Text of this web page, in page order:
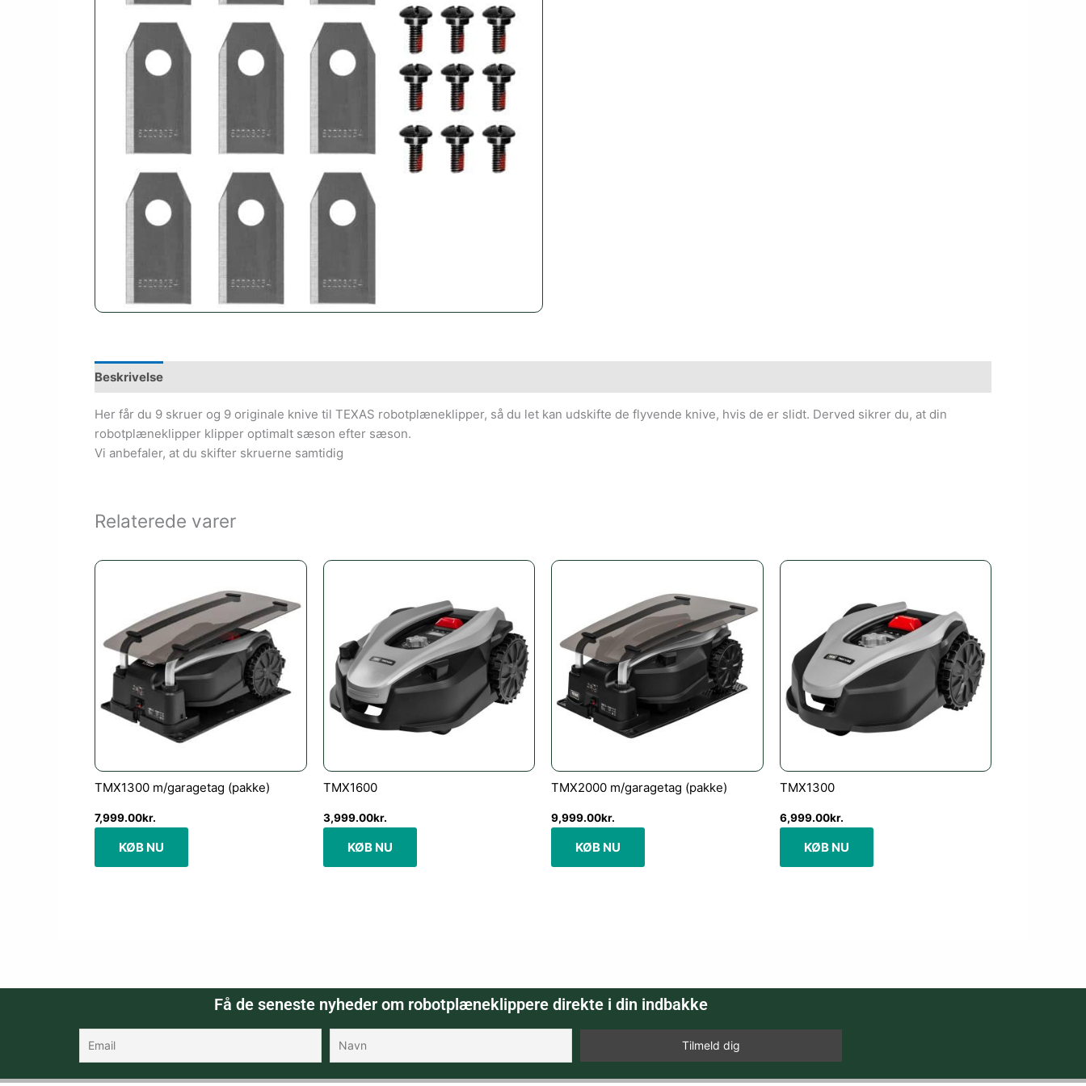
Beskrivelse
Her får du 9 skruer og 9 originale knive til TEXAS robotplæneklipper, så du let kan udskifte de flyvende knive, hvis de er slidt. Derved sikrer du, at din
robotplæneklipper klipper optimalt sæson efter sæson.
Vi anbefaler, at du skifter skruerne samtidig
Relaterede varer
TMX1300 m/garagetag (pakke)
7,999.00kr.
KØB NU
TMX1600
3,999.00kr.
KØB NU
TMX2000 m/garagetag (pakke)
9,999.00kr.
KØB NU
TMX1300
6,999.00kr.
KØB NU
Få de seneste nyheder om robotplæneklippere direkte i din indbakke